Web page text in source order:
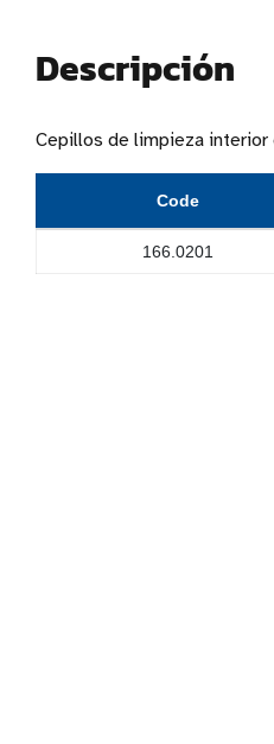
Descripción
Cepillos de limpieza interior
Code
166.0201